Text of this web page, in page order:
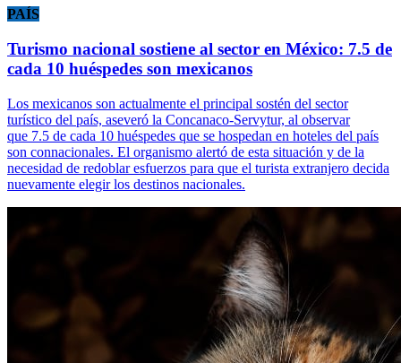
PAÍS
Turismo nacional sostiene al sector en México: 7.5 de
cada 10 huéspedes son mexicanos
Los mexicanos son actualmente el principal sostén del sector
turístico del país, aseveró la Concanaco-Servytur, al observar
que 7.5 de cada 10 huéspedes que se hospedan en hoteles del país
son connacionales. El organismo alertó de esta situación y de la
necesidad de redoblar esfuerzos para que el turista extranjero decida
nuevamente elegir los destinos nacionales.